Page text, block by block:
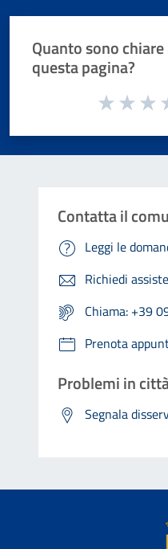
Quanto sono
questa pagina?
Valuta da 1 a 5 stelle la
Contatta il
Leggi le
Richiedi
Chiama: +39
Prenota
Problemi in
Segnala